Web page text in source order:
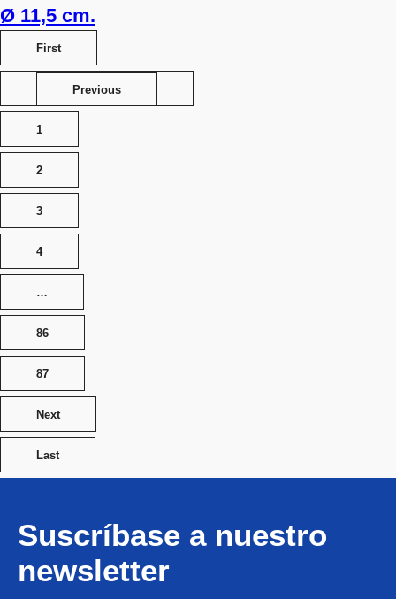
Ø 11,5 cm.
First
Previous
1
2
3
4
…
86
87
Next
Last
Suscríbase a nuestro
newsletter